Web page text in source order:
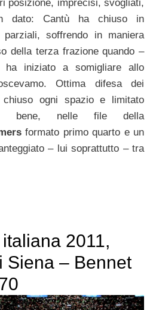
posizione, imprecisi, svogliati,
dato: Cantù ha chiuso in
soffrendo in maniera
della terza frazione quando –
iniziato a somigliare allo
Ottima difesa dei
ogni spazio e limitato
bene, nelle file della
formato primo quarto e un
– lui soprattutto – tra
2011,
Siena – Bennet